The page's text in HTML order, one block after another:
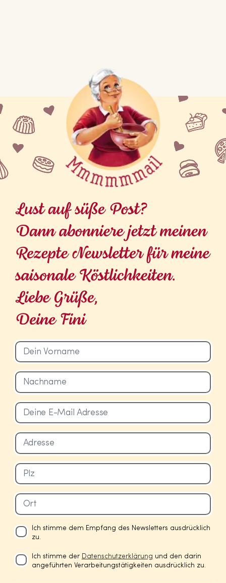
Ich stimme dem Empfang des Newsletters ausdrücklich
zu.
Ich stimme der Datenschutzerklärung und den darin
angeführten Verarbeitungstätigkeiten ausdrücklich zu.